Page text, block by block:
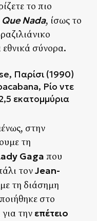
το πιο
Nada, ίσως το
σύνορα.
Παρίσι (1990)
Ρίο ντε
εκατομμύρια
στην
τη
Gaga που
τονJean-
τη διάσημη
στο
την επέτειο